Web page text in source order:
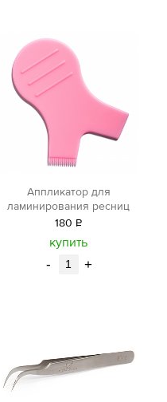
Аппликатор для
ламинирования ресниц
180 Р
уб.
купить
- +